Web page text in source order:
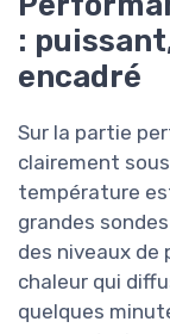
:
encadré
Sur la partie
clairement
température
grandes
des niveaux de
chaleur qui
quelques